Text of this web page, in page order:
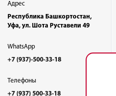
Адрес
Республика Башкортостан,
Уфа, ул. Шота Руставели 49
WhatsApp
+7 (937)-500-33-18
Телефоны
+7 (937) 500-33-18